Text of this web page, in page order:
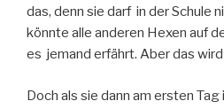
das, denn sie darf in der Schule
könnte alle anderen Hexen auf
es jemand erfährt. Aber das
Doch als sie dann am ersten